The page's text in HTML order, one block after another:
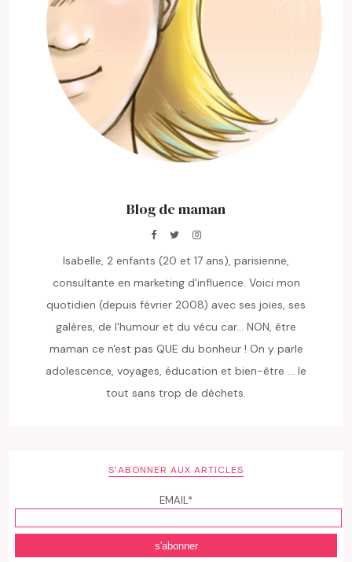
Blog de maman
Isabelle, 2 enfants (20 et 17 ans), parisienne,
consultante en marketing d'influence. Voici mon
quotidien (depuis février 2008) avec ses joies, ses
galères, de l'humour et du vécu car... NON, être
maman ce n'est pas QUE du bonheur ! On y parle
adolescence, voyages, éducation et bien-être ... le
tout sans trop de déchets.
S’ABONNER AUX ARTICLES
EMAIL*